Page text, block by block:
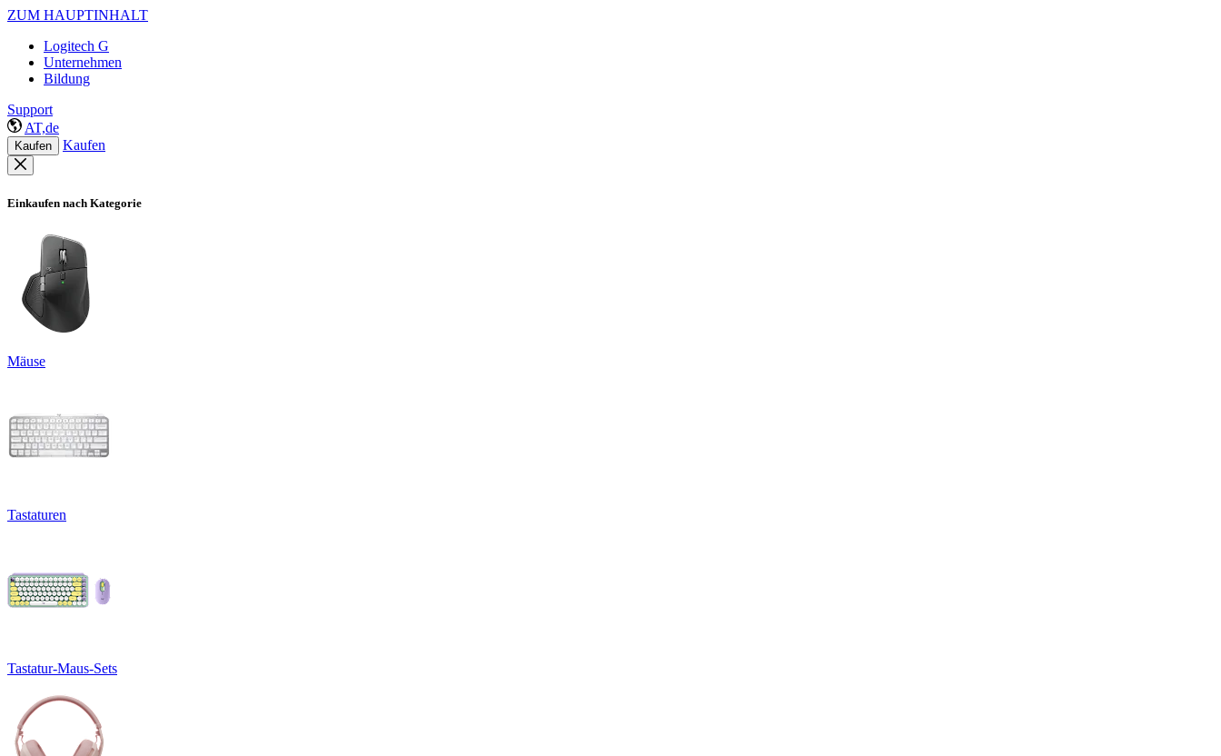
ZUM HAUPTINHALT
Logitech G
Unternehmen
Bildung
Support
AT,de
Kaufen Kaufen
Einkaufen nach Kategorie
Mäuse
Tastaturen
Tastatur-Maus-Sets